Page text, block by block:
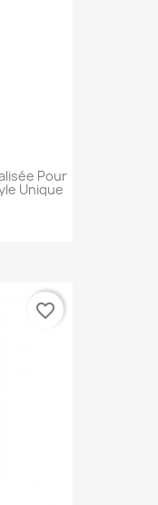
Pour
Unique
favorite_border